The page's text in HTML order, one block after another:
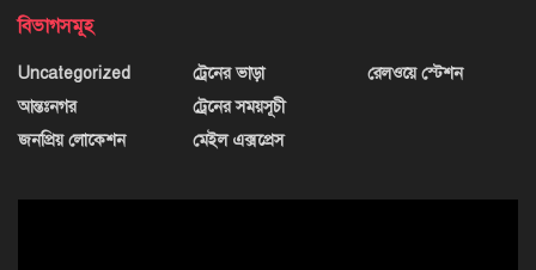
বিভাগসমূহ
Uncategorized
আন্তঃনগর
জনপ্রিয় লোকেশন
ট্রেনের ভাড়া
ট্রেনের সময়সূচী
মেইল এক্সপ্রেস
রেলওয়ে স্টেশন